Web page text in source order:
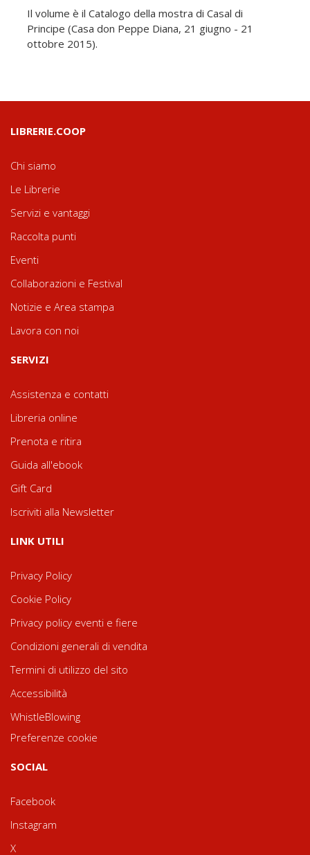
Il volume è il Catalogo della mostra di Casal di
Principe (Casa don Peppe Diana, 21 giugno - 21
ottobre 2015).
LIBRERIE.COOP
Chi siamo
Le Librerie
Servizi e vantaggi
Raccolta punti
Eventi
Collaborazioni e Festival
Notizie e Area stampa
Lavora con noi
SERVIZI
Assistenza e contatti
Libreria online
Prenota e ritira
Guida all'ebook
Gift Card
Iscriviti alla Newsletter
LINK UTILI
Privacy Policy
Cookie Policy
Privacy policy eventi e fiere
Condizioni generali di vendita
Termini di utilizzo del sito
Accessibilità
WhistleBlowing
Preferenze cookie
SOCIAL
Facebook
Instagram
X